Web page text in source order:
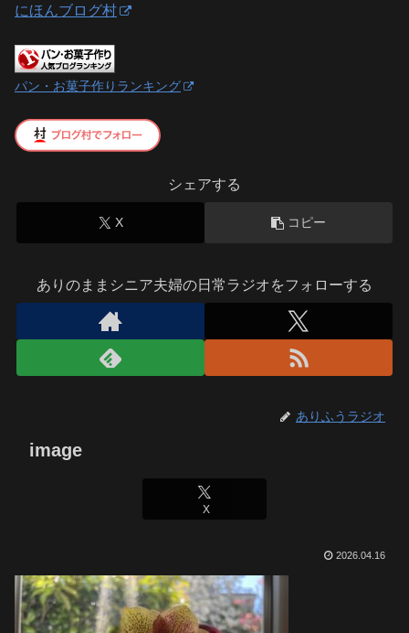
にほんブログ村
パン・お菓子作りランキング
シェアする
X コピー
ありのままシニア夫婦の日常ラジオをフォローする
ありふうラジオ
image
X
2026.04.16